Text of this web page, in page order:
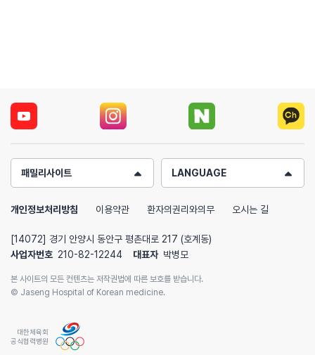
패밀리사이트 LANGUAGE
개인정보처리방침 이용약관 환자의권리와의무 오시는 길
[14072] 경기 안양시 동안구 평촌대로 217 (호계동)
사업자번호 210-82-12244 대표자 박병모
본 사이트의 모든 컨텐츠는 저작권법에 따른 보호를 받습니다.
© Jaseng Hospital of Korean medicine.
대한체육회
공식협력병원